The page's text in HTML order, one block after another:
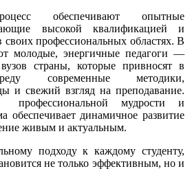
обеспечивают опытные
высокой квалификацией и
профессиональных областях. В
молодые, энергичные педагоги —
страны, которые привносят в
современные методики,
и свежий взгляд на преподавание.
профессиональной мудрости и
обеспечивает динамичное развитие
живым и актуальным.
подходу к каждому студенту,
не только эффективным, но и